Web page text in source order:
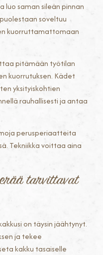
luo saman sileän pinnan
soveltuu
kuorruttamattomaan
pitämään työtilan
kuorrutuksen. Kädet
yksityiskohtien
rauhallisesti ja antaa
perusperiaatteita
Tekniikka voittaa aina
tarvittavat
on täysin jäähtynyt.
ja tekee
kakku tasaiselle